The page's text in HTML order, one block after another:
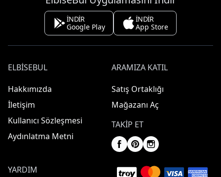
İNDİR
Google Play
İNDİR
App Store
ELBISEBUL
Hakkımızda
İletişim
Kullanıcı Sözleşmesi
Aydınlatma Metni
ARAMIZA KATIL
Satış Ortaklığı
Mağazanı Aç
TAKIP ET
YARDIM